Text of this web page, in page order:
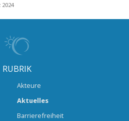
RUBRIK
Akteure
Aktuelles
Barrierefreiheit